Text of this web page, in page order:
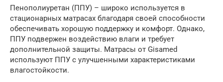
Пенополиуретан (ППУ) – широко используется в
стационарных матрасах благодаря своей способности
обеспечивать хорошую поддержку и комфорт. Однако,
ППУ подвержен воздействию влаги и требует
дополнительной защиты. Матрасы от Gisamed
используют ППУ с улучшенными характеристиками
влагостойкости.